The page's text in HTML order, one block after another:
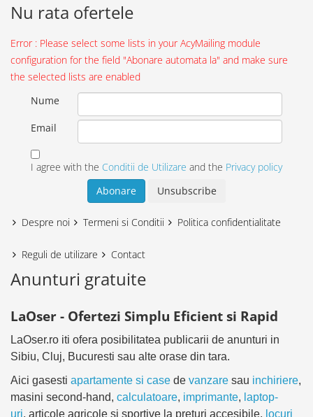
Nu rata ofertele
Error : Please select some lists in your AcyMailing module
configuration for the field "Abonare automata la" and make sure
the selected lists are enabled
Nume
Email
I agree with the Conditii de Utilizare and the Privacy policy
Despre noi Termeni si Conditii Politica confidentialitate
Reguli de utilizare Contact
Anunturi gratuite
LaOser - Ofertezi Simplu Eficient si Rapid
LaOser.ro iti ofera posibilitatea publicarii de anunturi in
Sibiu, Cluj, Bucuresti sau alte orase din tara.
Aici gasesti apartamente si case de vanzare sau inchiriere,
masini second-hand, calculatoare, imprimante, laptop-
uri, articole agricole si sportive la preturi accesibile, locuri